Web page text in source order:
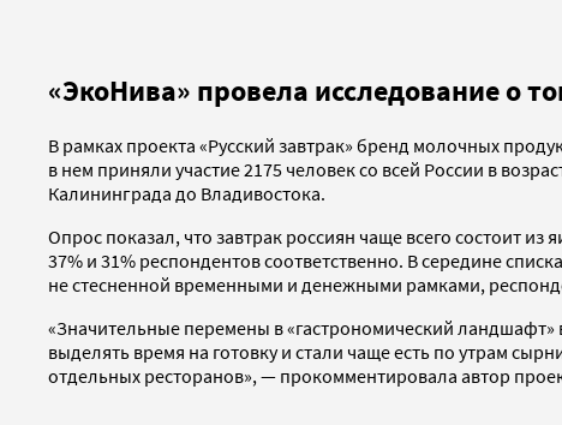
«ЭкоНива» провела исследование о
В рамках проекта «Русский завтрак» бренд молочных
в нем приняли участие 2175 человек со всей России в
Калининграда до Владивостока.
Опрос показал, что завтрак россиян чаще всего состоит
37% и 31% респондентов соответственно. В середине
не стесненной временными и денежными рамками,
«Значительные перемены в «гастрономический
выделять время на готовку и стали чаще есть по утрам
отдельных ресторанов», — прокомментировала автор